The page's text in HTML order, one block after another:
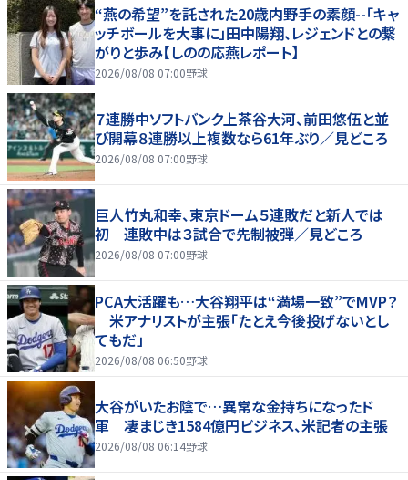
“燕の希望”を託された20歳内野手の素顔--「キャ
ッチボールを大事に」田中陽翔、レジェンドとの繋
がりと歩み【しのの応燕レポート】
2026/08/08 07:00野球
７連勝中ソフトバンク上茶谷大河、前田悠伍と並
び開幕８連勝以上複数なら61年ぶり／見どころ
2026/08/08 07:00野球
巨人竹丸和幸、東京ドーム５連敗だと新人では
初 連敗中は３試合で先制被弾／見どころ
2026/08/08 07:00野球
PCA大活躍も…大谷翔平は“満場一致”でMVP？
米アナリストが主張「たとえ今後投げないとし
てもだ」
2026/08/08 06:50野球
大谷がいたお陰で…異常な金持ちになったド
軍 凄まじき1584億円ビジネス、米記者の主張
2026/08/08 06:14野球